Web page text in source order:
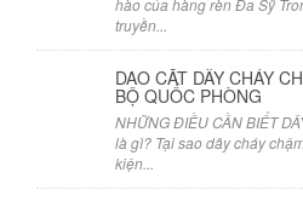
truyền...
DAO CẮT DÂY CHÁY
BỘ QUỐC PHÒNG
NHỮNG ĐIỀU CẦN BIẾT
là gì? Tại sao dây cháy
kiện...